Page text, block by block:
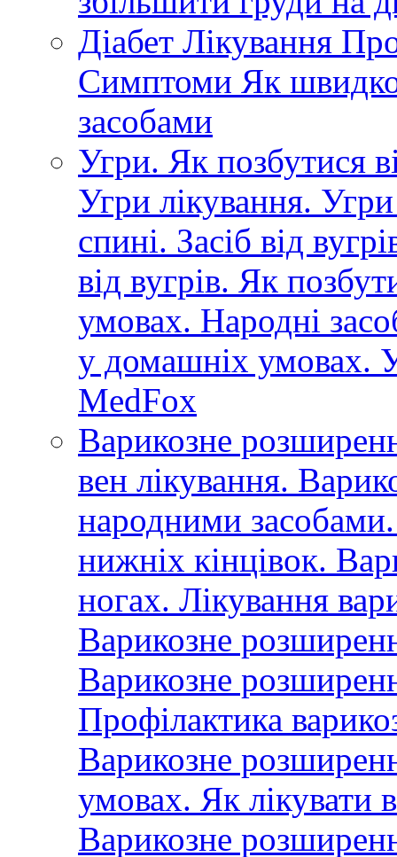
Діабет Лікування
Симптоми Як
засобами
Угри. Як позбутися
Угри лікування.
спині. Засіб від
від вугрів. Як
умовах. Народні
у домашніх умовах.
MedFox
Варикозне
вен лікування.
народними
нижніх кінцівок.
ногах. Лікування
Варикозне
Варикозне
Профілактика
Варикозне
умовах. Як лікувати
Варикозне